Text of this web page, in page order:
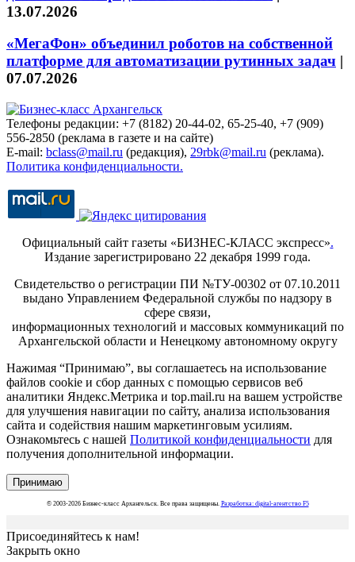
13.07.2026
«МегаФон» объединил роботов на собственной
платформе для автоматизации рутинных задач |
07.07.2026
Телефоны редакции: +7 (8182) 20-44-02, 65-25-40, +7 (909)
556-2850 (реклама в газете и на сайте)
E-mail: bclass@mail.ru (редакция), 29rbk@mail.ru (реклама).
Политика конфиденциальности.
Официальный сайт газеты «БИЗНЕС-КЛАСС экспресс».
Издание зарегистрировано 22 декабря 1999 года.
Свидетельство о регистрации ПИ №ТУ-00302 от 07.10.2011
выдано Управлением Федеральной службы по надзору в
сфере связи,
информационных технологий и массовых коммуникаций по
Архангельской области и Ненецкому автономному округу
Нажимая “Принимаю”, вы соглашаетесь на использование
файлов cookie и сбор данных с помощью сервисов веб
аналитики Яндекс.Метрика и top.mail.ru на вашем устройстве
для улучшения навигации по сайту, анализа использования
сайта и содействия нашим маркетинговым усилиям.
Ознакомьтесь с нашей Политикой конфиденциальности для
получения дополнительной информации.
Принимаю
© 2003-2026 Бизнес-класс Архангельск. Все права защищены. Разработка: digital-агентство F5
Присоединяйтесь к нам!
Закрыть окно